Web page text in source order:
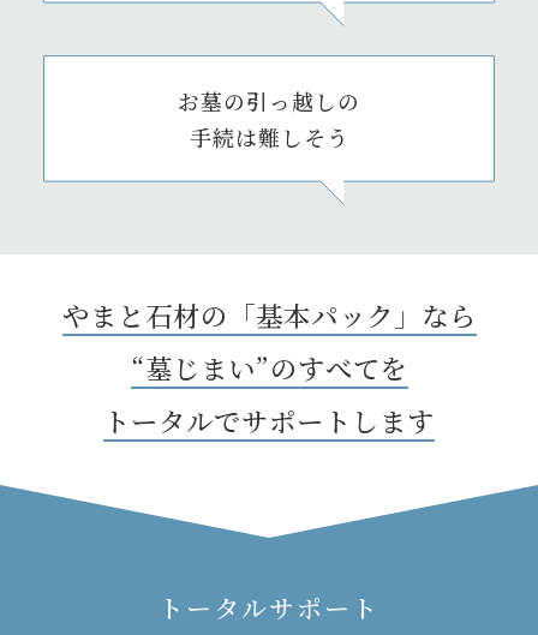
お墓の引っ越しの
手続は難しそう
やまと石材の「基本パック」なら
“墓じまい”のすべてを
トータルでサポートします
トータルサポート